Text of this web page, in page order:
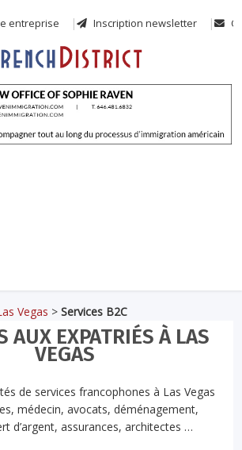
entreprise Inscription newsletter
Vegas >Services B2C
AUX EXPATRIÉS À LAS
VEGAS
de services francophones à Las Vegas
médecin, avocats, déménagement,
d’argent, assurances, architectes …